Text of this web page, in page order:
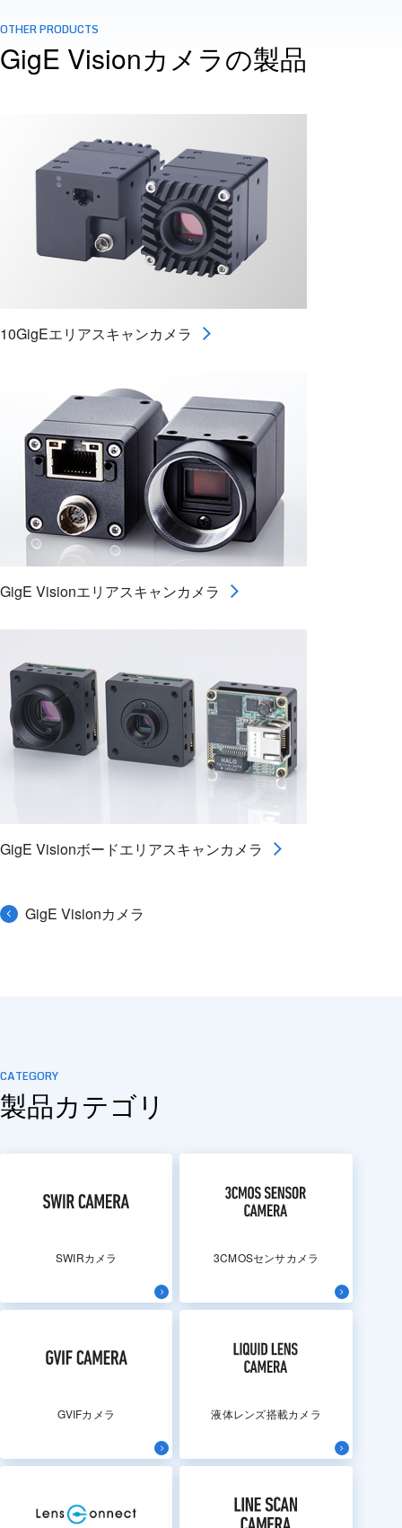
OTHER PRODUCTS
GigE Visionカメラの製品
10GigEエリアスキャンカメラ
GigE Visionエリアスキャンカメラ
GigE Visionボードエリアスキャンカメラ
GigE Visionカメラ
CATEGORY
製品カテゴリ
SWIRカメラ 3CMOSセンサカメラ
GVIFカメラ 液体レンズ搭載カメラ